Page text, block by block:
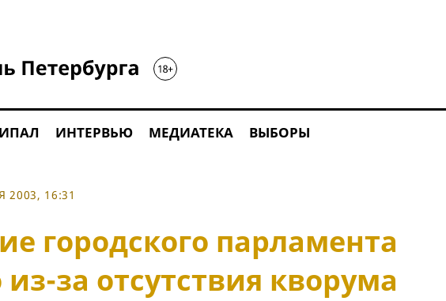
ИНТЕРВЬЮ МЕДИАТЕКА ВЫБОРЫ
2003, 16:31
городского парламента
за отсутствия кворума